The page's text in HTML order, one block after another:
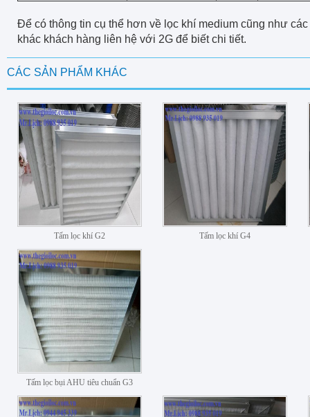
Để có thông tin cụ thể hơn về lọc khí medium cũng như
khác khách hàng liên hệ với 2G để biết chi tiết.
CÁC SẢN PHẨM KHÁC
Tấm lọc khí G2 Tấm lọc khí G4
Tấm lọc bụi AHU tiêu chuẩn G3